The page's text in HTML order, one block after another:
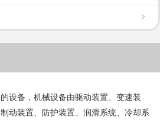
设备，机械设备由驱动装置、变速装
动装置、防护装置、润滑系统、冷却系